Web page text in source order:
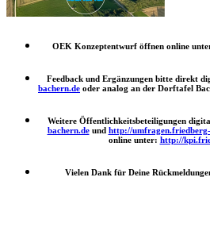
OEK Konzeptentwurf öffnen online
Feedback und Ergänzungen bitte direkt
bachern.de oder analog an der Dorftafel
Weitere Öffentlichkeitsbeteiligungen
bachern.deund http://
online unter: http://
Vielen Dank für Deine